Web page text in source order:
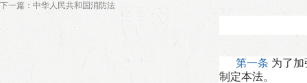
第一条 为了
制定本法。
下一篇： 中华人民共和国消防法